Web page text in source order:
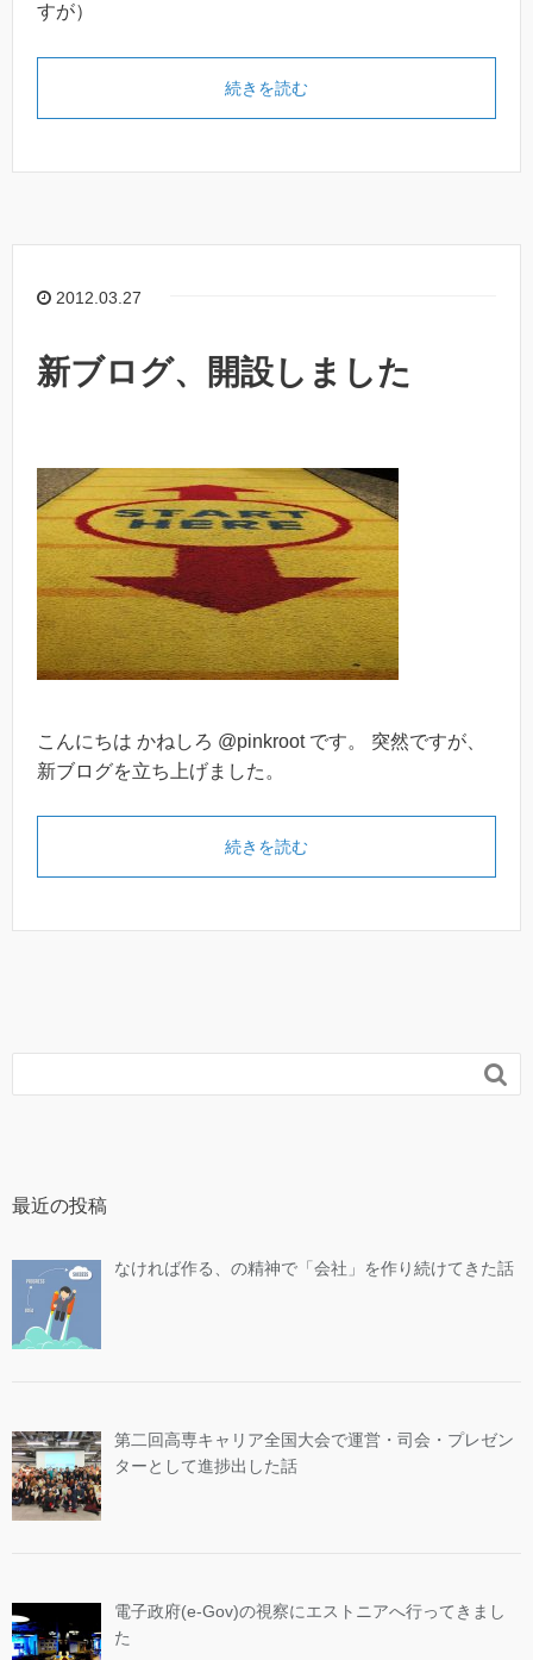
すが）
続きを読む
2012.03.27
新ブログ、開設しました
こんにちは かねしろ @pinkroot です。 突然ですが、
新ブログを立ち上げました。
続きを読む

最近の投稿
なければ作る、の精神で「会社」を作り続けてきた話
第二回高専キャリア全国大会で運営・司会・プレゼン
ターとして進捗出した話
電子政府(e-Gov)の視察にエストニアへ行ってきまし
た